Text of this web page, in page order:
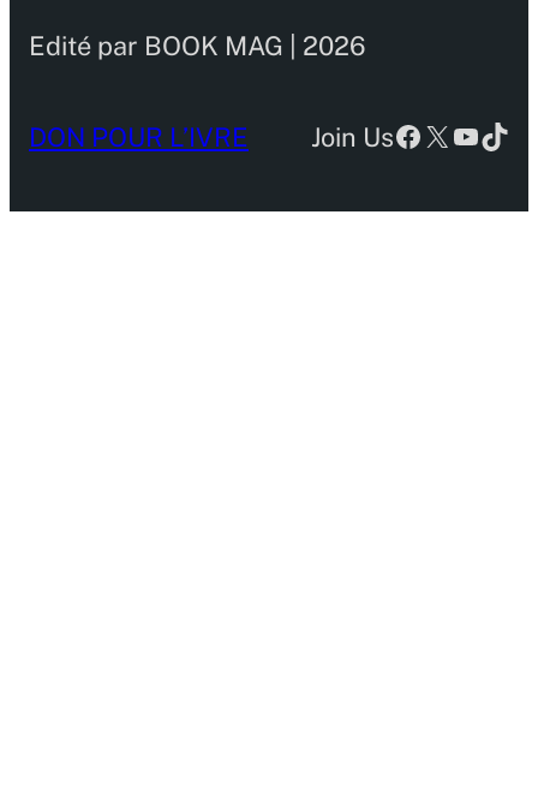
Edité par BOOK MAG | 2026
DON POUR L’IVRE Join UsFacebook
X